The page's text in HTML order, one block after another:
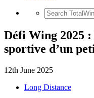
Défi Wing 2025
sportive d’un
12th June 2025
Long Distance